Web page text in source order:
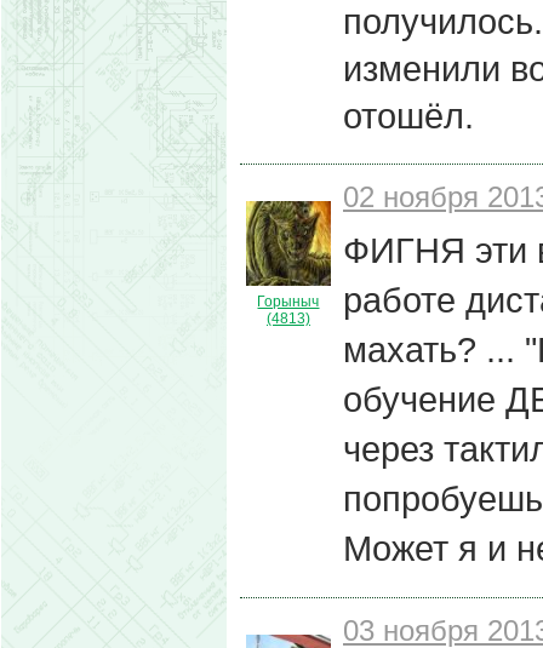
изменили
отошёл.
Горыныч
(4813)
02 ноября
ФИГНЯ эти
работе
махать?
обучение
через
Может я и
03 ноября